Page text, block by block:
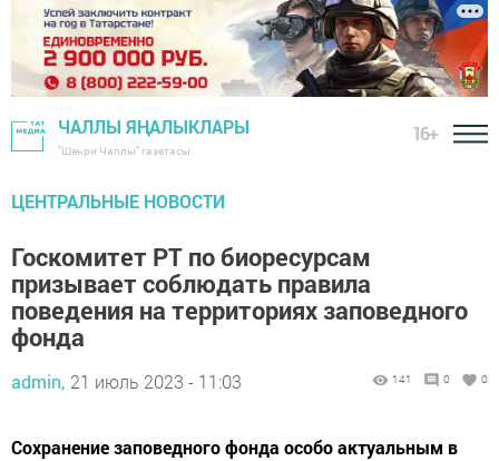
ЧАЛЛЫ ЯҢАЛЫКЛАРЫ
"Шәһри Чаллы" газетасы
16+
ЦЕНТРАЛЬНЫЕ НОВОСТИ
Госкомитет РТ по биоресурсам
призывает соблюдать правила
поведения на территориях заповедного
фонда
admin, 21 июль 2023 - 11:03 141 0 0
Сохранение заповедного фонда особо актуальным в